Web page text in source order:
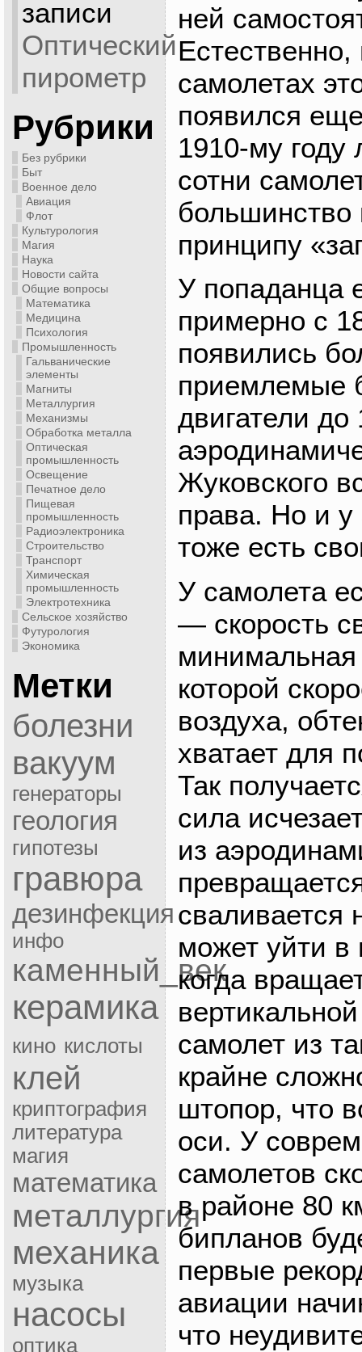
записи
Оптический
пирометр
Рубрики
Без рубрики
Быт
Военное дело
Авиация
Флот
Культурология
Магия
Наука
Новости сайта
Общие вопросы
Математика
Медицина
Психология
Промышленность
Гальванические
элементы
Магниты
Металлургия
Механизмы
Обработка металла
Оптическая
промышленность
Освещение
Печатное дело
Пищевая
промышленность
Радиоэлектроника
Строительство
Транспорт
Химическая
промышленность
Электротехника
Сельское хозяйство
Футурология
Экономика
Метки
болезни
вакуум
генераторы
геология
гипотезы
гравюра
дезинфекция
инфо
каменный_век
керамика
кино кислоты
клей
криптография
литература
магия
математика
металлургия
механика
музыка
насосы
оптика
ней
самолетах
появился
1910-му году
сотни
большинство
принципу
У попаданца
примерно с
появились
приемлемые
двигатели до
Жуковского
права. Но и у
тоже есть
У самолета
— скорость
минимальная
которой
воздуха,
хватает для
Так
сила
из
сваливается
может уйти в
когда
самолет из
крайне
штопор, что
оси. У
самолетов
в районе 80
бипланов
первые
авиации
что